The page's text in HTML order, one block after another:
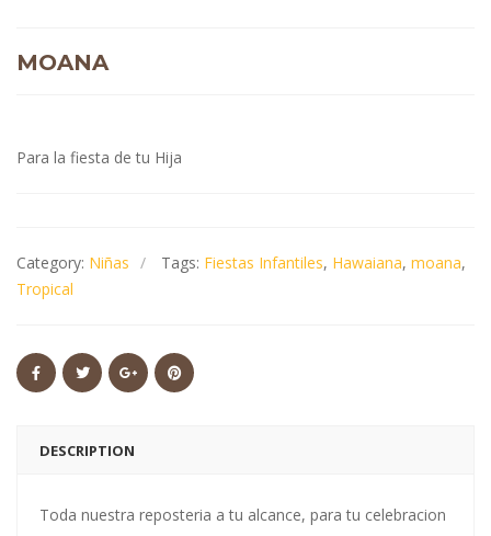
MOANA
Para la fiesta de tu Hija
Category: Niñas Tags: Fiestas Infantiles, Hawaiana, moana,
Tropical
DESCRIPTION
Toda nuestra reposteria a tu alcance, para tu celebracion